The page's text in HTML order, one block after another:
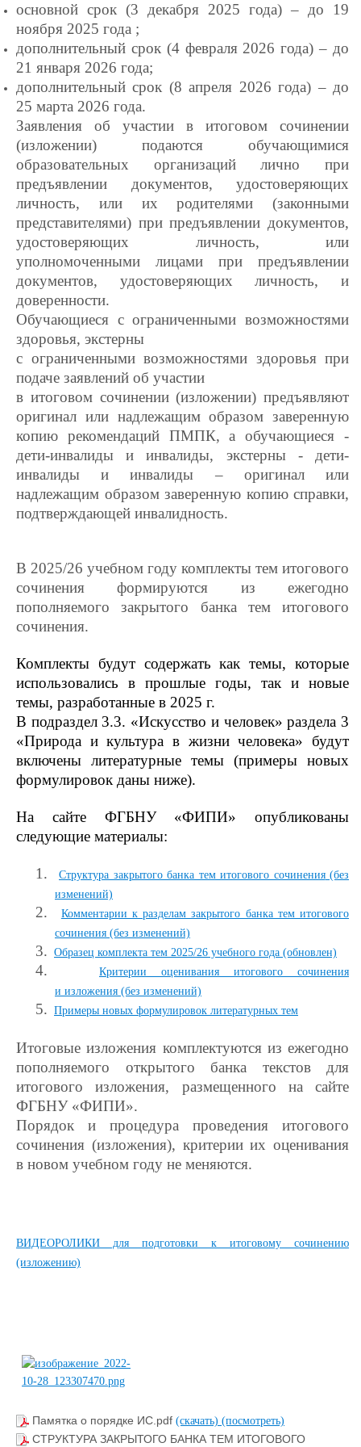
основной срок (3 декабря 2025 года) – до 19
ноября 2025 года ;
дополнительный срок (4 февраля 2026 года) – до
21 января 2026 года;
дополнительный срок (8 апреля 2026 года) – до
25 марта 2026 года.
Заявления об участии в итоговом сочинении
(изложении) подаются обучающимися
образовательных организаций лично при
предъявлении документов, удостоверяющих
личность, или их родителями (законными
представителями) при предъявлении документов,
удостоверяющих личность, или
уполномоченными лицами при предъявлении
документов, удостоверяющих личность, и
доверенности.
Обучающиеся с ограниченными возможностями
здоровья, экстерны
с ограниченными возможностями здоровья при
подаче заявлений об участии
в итоговом сочинении (изложении) предъявляют
оригинал или надлежащим образом заверенную
копию рекомендаций ПМПК, а обучающиеся -
дети-инвалиды и инвалиды, экстерны - дети-
инвалиды и инвалиды – оригинал или
надлежащим образом заверенную копию справки,
подтверждающей инвалидность.
В 2025/26 учебном году комплекты тем итогового
сочинения формируются из ежегодно
пополняемого закрытого банка тем итогового
сочинения.
Комплекты будут содержать как темы, которые
использовались в прошлые годы, так и новые
темы, разработанные в 2025 г.
В подраздел 3.3. «Искусство и человек» раздела 3
«Природа и культура в жизни человека» будут
включены литературные темы (примеры новых
формулировок даны ниже).
На сайте ФГБНУ «ФИПИ» опубликованы
следующие материалы:
1. Структура закрытого банка тем итогового сочинения(без
изменений)
2.
Комментарии к разделам закрытого банка тем итогового
сочинения (без изменений)
3. Образец комплекта тем 2025/26 учебного года (обновлен)
4.
Критерии оценивания итогового сочинения
и изложения (без изменений)
5. Примеры новых формулировок литературных тем
Итоговые изложения комплектуются из ежегодно
пополняемого открытого банка текстов для
итогового изложения, размещенного на сайте
ФГБНУ «ФИПИ».
Порядок и процедура проведения итогового
сочинения (изложения), критерии их оценивания
в новом учебном году не меняются.
ВИДЕОРОЛИКИ для подготовки к итоговому сочинению
(изложению)
Памятка о порядке ИС.pdf (скачать) (посмотреть)
СТРУКТУРА ЗАКРЫТОГО БАНКА ТЕМ ИТОГОВОГО